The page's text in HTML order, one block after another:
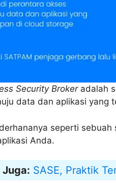
Security Broker adalah
data dan aplikasi yang
seperti
Anda.
Juga: SASE, Praktik